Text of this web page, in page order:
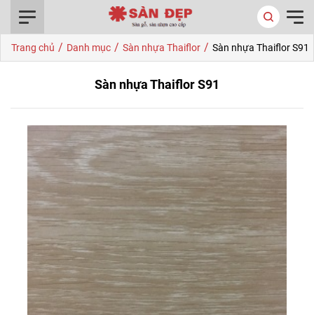
Trang chủ / Danh mục / Sàn nhựa Thaiflor / Sàn nhựa Thaiflor S91
Sàn nhựa Thaiflor S91